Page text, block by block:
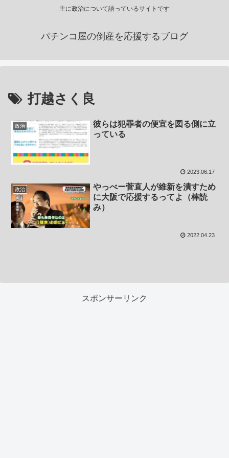
主に政治について語っているサイトです
パチンコ屋の倒産を応援するブログ
打越さく良
政治
彼らは犯罪者の便宜を図る側に立
っている
2023.06.17
政治
やっべー菅直人が維新を潰すため
に大阪で応援するってよ（棒読
み）
2022.04.23
スポンサーリンク